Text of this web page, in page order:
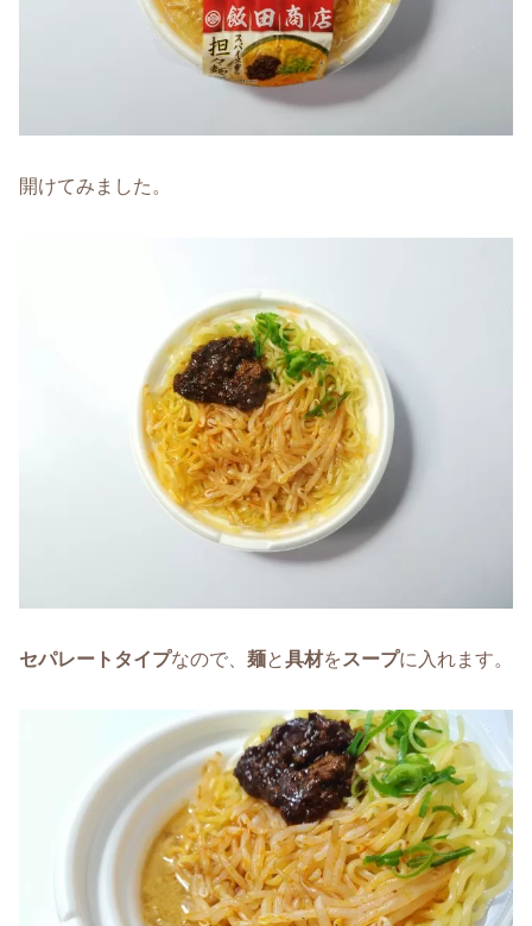
開けてみました。
セパレートタイプなので、 麺と具材を スープに入れます。